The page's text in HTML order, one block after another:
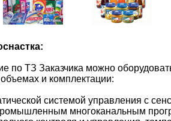
по ТЗ Заказчика можно
и комплектации:
системой управления с
многоканальным